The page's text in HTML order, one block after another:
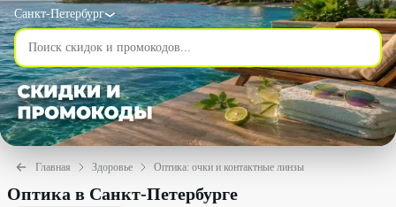
Санкт-Петербург
Главная Здоровье Оптика: очки и контактные линзы
Оптика в Санкт-Петербурге